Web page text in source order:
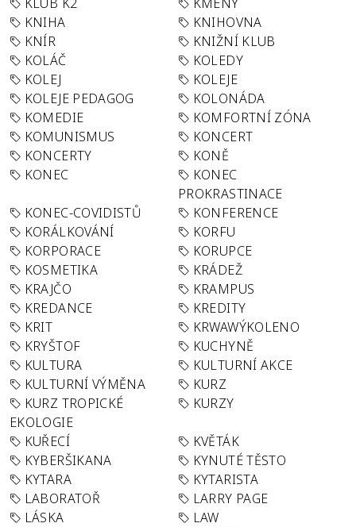
KNIHA
KNIHOVNA
KNÍR
KNIŽNÍ KLUB
KOLÁČ
KOLEDY
KOLEJ
KOLEJE
KOLEJE PEDAGOG
KOLONÁDA
KOMEDIE
KOMFORTNÍ ZÓNA
KOMUNISMUS
KONCERT
KONCERTY
KONĚ
KONEC
KONEC
PROKRASTINACE
KONEC-COVIDISTŮ
KONFERENCE
KORÁLKOVÁNÍ
KORFU
KORPORACE
KORUPCE
KOSMETIKA
KRÁDEŽ
KRAJČO
KRAMPUS
KREDANCE
KREDITY
KRIT
KRWAWÝKOLENO
KRYŠTOF
KUCHYNĚ
KULTURA
KULTURNÍ AKCE
KULTURNÍ VÝMĚNA
KURZ
KURZ TROPICKÉ
EKOLOGIE
KURZY
KUŘECÍ
KVĚTÁK
KYBERŠIKANA
KYNUTÉ TĚSTO
KYTARA
KYTARISTA
LABORATOŘ
LARRY PAGE
LÁSKA
LAW